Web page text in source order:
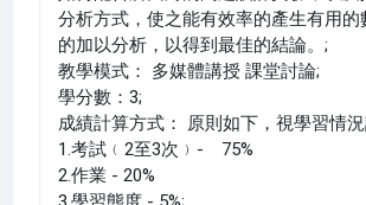
分析方式，使之能有效率的產生有用的
的加以分析，以得到最佳的結論。;
教學模式： 多媒體講授 課堂討論;
學分數：3;
成績計算方式： 原則如下，視學習情
1.考試﹙2至3次﹚- 75%
2.作業 - 20%